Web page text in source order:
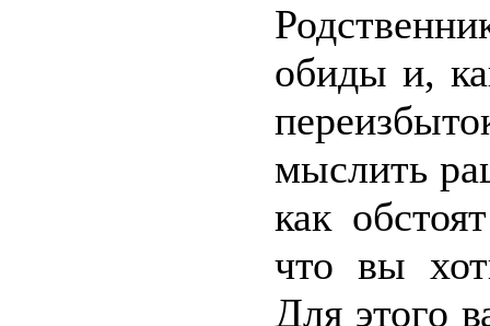
обиды и,
мыслить
как
что вы
Для этого